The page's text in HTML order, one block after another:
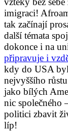
imigraci!
tak začínají
další témata
dokonce i na
připravuje i
kdy do USA
nejvyššího
jako bílých
nic společného
politici zbavit
líp!